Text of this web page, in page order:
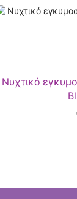
Νυχτικό